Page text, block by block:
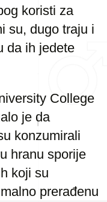
koristi za
su, dugo traju i
da ih jedete
College
je da
konzumirali
hranu sporije
koji su
prerađenu